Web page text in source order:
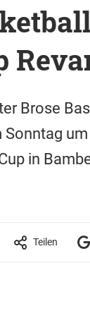
Brose
in
Teilen